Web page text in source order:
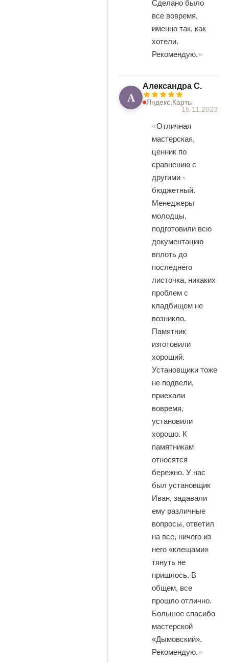
Сделано было
все вовремя,
именно так, как
хотели.
Рекомендую.
А
Александра С.
Яндекс.Карты
15.11.2023
Отличная
мастерская,
ценник по
сравнению с
другими -
бюджетный.
Менеджеры
молодцы,
подготовили всю
документацию
вплоть до
последнего
листочка, никаких
проблем с
кладбищем не
возникло.
Памятник
изготовили
хороший.
Установщики тоже
не подвели,
приехали
вовремя,
установили
хорошо. К
памятникам
относятся
бережно. У нас
был установщик
Иван, задавали
ему различные
вопросы, ответил
на все, ничего из
него «клещами»
тянуть не
пришлось. В
общем, все
прошло отлично.
Большое спасибо
мастерской
«Дымовский».
Рекомендую.